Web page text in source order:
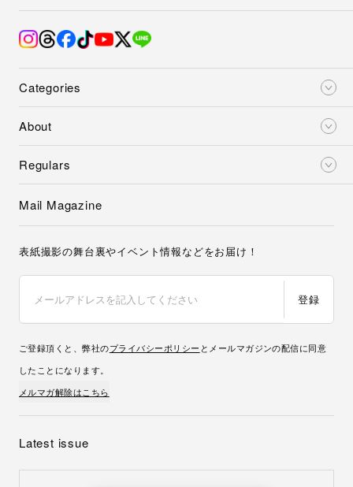
Categories
About
Regulars
Mail Magazine
表紙撮影の舞台裏やイベント情報などをお届け！
登録
ご登録頂くと、弊社のプライバシーポリシー とメールマガジンの配信に同意
したことになります。
メルマガ解除はこちら
Latest issue